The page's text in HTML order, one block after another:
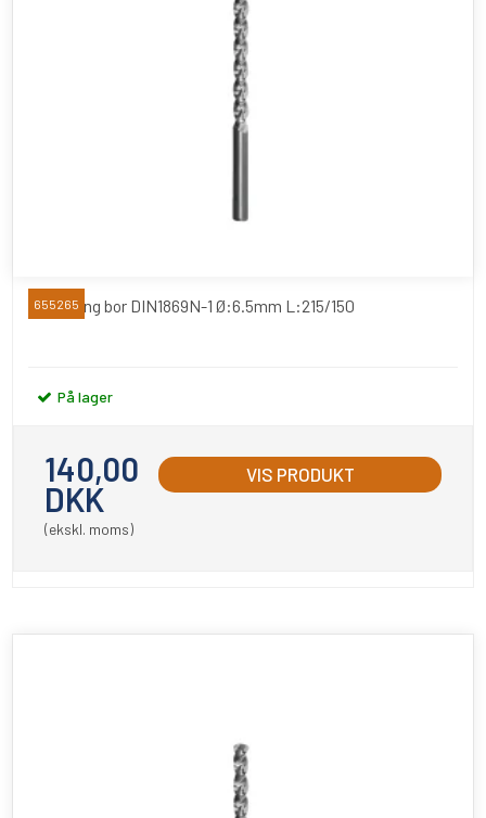
Extra lang bor DIN1869N-1 Ø:6.5mm L:215/150
655265
På lager
140,00
DKK
(ekskl. moms)
VIS PRODUKT